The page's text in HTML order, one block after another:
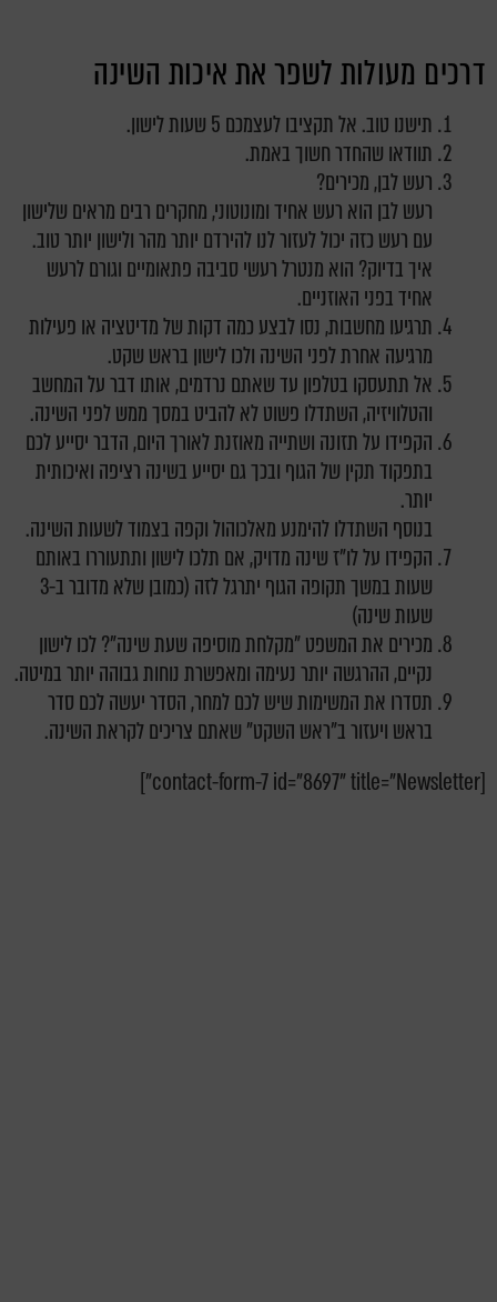
דרכים מעולות לשפר את איכות השינה
תישנו טוב. אל תקציבו לעצמכם 5 שעות לישון.
תוודאו שהחדר חשוך באמת.
רעש לבן, מכירים?
רעש לבן הוא רעש אחיד ומונוטוני, מחקרים רבים מראים שלישון
עם רעש כזה יכול לעזור לנו להירדם יותר מהר ולישון יותר טוב.
איך בדיוק? הוא מנטרל רעשי סביבה פתאומיים וגורם לרעש
אחיד בפני האוזניים.
תרגיעו מחשבות, נסו לבצע כמה דקות של מדיטציה או פעילות
מרגיעה אחרת לפני השינה ולכו לישון בראש שקט.
אל תתעסקו בטלפון עד שאתם נרדמים, אותו דבר על המחשב
והטלוויזיה, השתדלו פשוט לא להביט במסך ממש לפני השינה.
הקפידו על תזונה ושתייה מאוזנת לאורך היום, הדבר יסייע לכם
בתפקוד תקין של הגוף ובכך גם יסייע בשינה רציפה ואיכותית
יותר.
בנוסף השתדלו להימנע מאלכוהול וקפה בצמוד לשעות השינה.
הקפידו על לו"ז שינה מדויק, אם תלכו לישון ותתעוררו באותם
שעות במשך תקופה הגוף יתרגל לזה (כמובן שלא מדובר ב-3
שעות שינה)
מכירים את המשפט "מקלחת מוסיפה שעת שינה"? לכו לישון
נקיים, ההרגשה יותר נעימה ומאפשרת נוחות גבוהה יותר במיטה.
תסדרו את המשימות שיש לכם למחר, הסדר יעשה לכם סדר
בראש ויעזור ב"ראש השקט" שאתם צריכים לקראת השינה.
[contact-form-7 id="8697" title="Newsletter"]